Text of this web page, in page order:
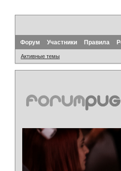
Форум Участники Правила
Активные темы